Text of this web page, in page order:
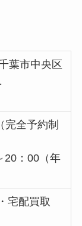
葉市中央区
完全予約制
20：00（年
宅配買取